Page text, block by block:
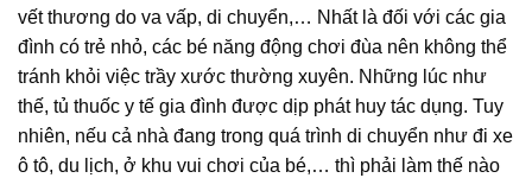
vết thương do va vấp, di chuyển,… Nhất là đối với các gia
đình có trẻ nhỏ, các bé năng động chơi đùa nên không thể
tránh khỏi việc trầy xước thường xuyên. Những lúc như
thế, tủ thuốc y tế gia đình được dịp phát huy tác dụng. Tuy
nhiên, nếu cả nhà đang trong quá trình di chuyển như đi xe
ô tô, du lịch, ở khu vui chơi của bé,… thì phải làm thế nào